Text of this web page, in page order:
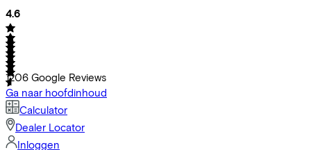
4.6
1206 Google Reviews
Ga naar hoofdinhoud
Calculator
Dealer Locator
Inloggen